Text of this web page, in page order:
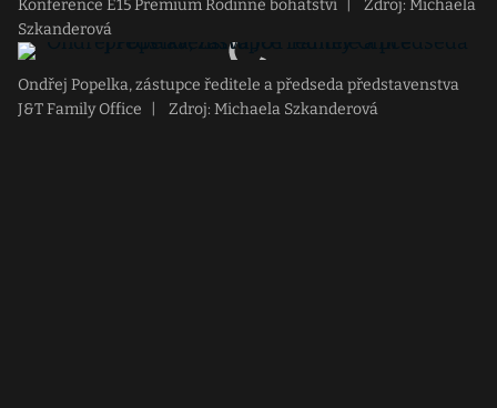
Konference E15 Premium Rodinné bohatství
Zdroj: Michaela
Szkanderová
Ondřej Popelka, zástupce ředitele a předseda představenstva
J&T Family Office
Zdroj: Michaela Szkanderová